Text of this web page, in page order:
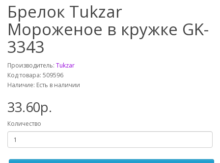
Брелок Tukzar
Мороженое в кружке GK-
3343
Производитель: Tukzar
Код товара: 509596
Наличие: Есть в наличии
33.60р.
Количество